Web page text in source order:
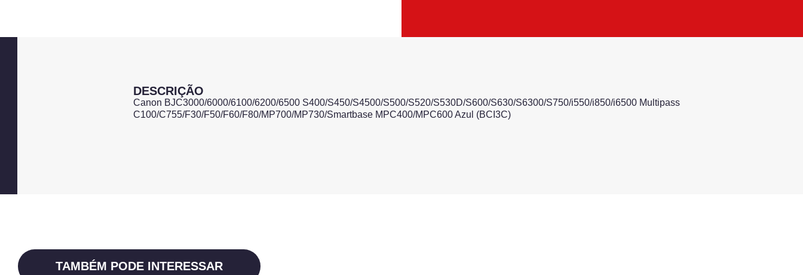
DESCRIÇÃO
Canon BJC3000/6000/6100/6200/6500 S400/S450/S4500/S500/S520/S530D/S600/S630/S6300/S750/i550/i850/i6500 Multipass
C100/C755/F30/F50/F60/F80/MP700/MP730/Smartbase MPC400/MPC600 Azul (BCI3C)
TAMBÉM PODE INTERESSAR